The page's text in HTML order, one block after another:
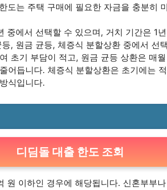
도는 주택 구매에 필요한 자금을 충분히
중에서 선택할 수 있으며, 거치 기간은 1
, 원금 균등, 체증식 분할상환 중에서 선
초기 부담이 적고, 원금 균등 상환은 매
어듭니다. 체증식 분할상환은 초기에는
식입니다.
디딤돌 대출 한도 조회
원 이하인 경우에 해당됩니다. 신혼부부